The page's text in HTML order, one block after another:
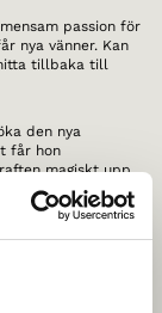
passion för
nya vänner. Kan
tillbaka till
den nya
får hon
magiskt upp
henne.
årliga
vännerna Astrid